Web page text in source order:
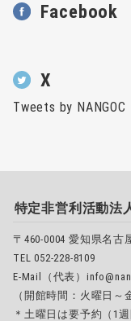
Facebook
X
Tweets by NANGOC
特定非営利活動法
〒460-0004 愛知県名古
TEL 052-228-8109
E-Mail（代表）
（開館時間：火曜日～
＊土曜日は要予約（1